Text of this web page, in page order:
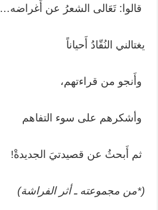
قالوا: تَعَالى الشعرُ عن أَغراضه…
يغتالني النُقّادُ أَحياناً
وأَنجو من قراءتهم،
وأشكرهم على سوء التفاهم
ثم أَبحثُ عن قصيدتيَ الجديدةْ!
(*من مجموعته ـ أثر الفراشة)